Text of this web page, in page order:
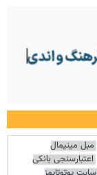
مبل مینیمال
اعتبارسنجی بانکی